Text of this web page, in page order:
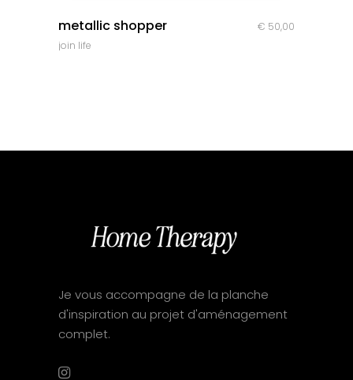
metallic shopper € 50,00
join life
Je vous accompagne de la planche
d'inspiration au projet d'aménagement
complet.